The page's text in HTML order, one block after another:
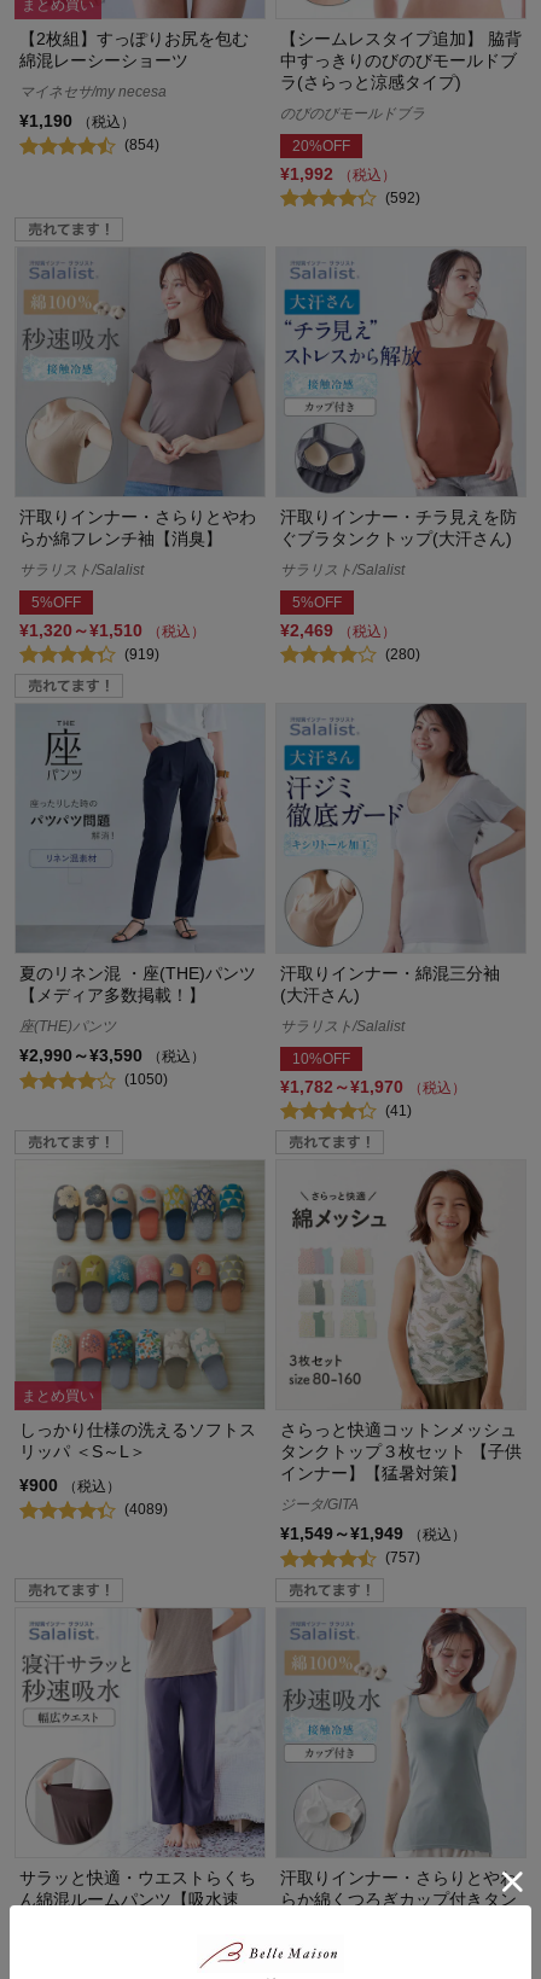
まとめ買い
【2枚組】すっぽりお尻を包む
綿混レーシーショーツ
マイネセサ/my necesa
¥1,190
（税込）
(854)
【シームレスタイプ追加】 脇背
中すっきりのびのびモールドブ
ラ(さらっと涼感タイプ)
のびのびモールドブラ
20%OFF
¥1,992
（税込）
(592)
汗取りインナー・さらりとやわ
らか綿フレンチ袖【消臭】
サラリスト/Salalist
5%OFF
¥1,320～¥1,510
（税込）
(919)
汗取りインナー・チラ見えを防
ぐブラタンクトップ(大汗さん)
サラリスト/Salalist
5%OFF
¥2,469
（税込）
(280)
夏のリネン混 ・座(THE)パンツ
【メディア多数掲載！】
座(THE)パンツ
¥2,990～¥3,590
（税込）
(1050)
汗取りインナー・綿混三分袖
(大汗さん)
サラリスト/Salalist
10%OFF
¥1,782～¥1,970
（税込）
(41)
まとめ買い
しっかり仕様の洗えるソフトス
リッパ ＜S～L＞
¥900
（税込）
(4089)
さらっと快適コットンメッシュ
タンクトップ３枚セット 【子供
インナー】【猛暑対策】
ジータ/GITA
¥1,549～¥1,949
（税込）
(757)
サラッと快適・ウエストらくち
ん綿混ルームパンツ【吸水速
汗取りインナー・さらりとやわ
らか綿くつろぎカップ付きタン